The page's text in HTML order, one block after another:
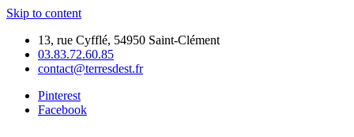
Skip to content
13, rue Cyfflé, 54950 Saint-Clément
03.83.72.60.85
contact@terresdest.fr
Pinterest
Facebook